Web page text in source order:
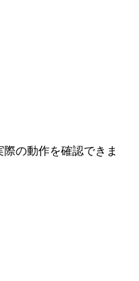
際の動作を確認できま